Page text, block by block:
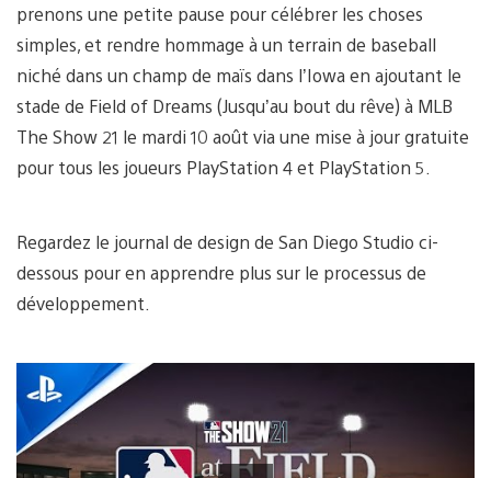
prenons une petite pause pour célébrer les choses
simples, et rendre hommage à un terrain de baseball
niché dans un champ de maïs dans l’Iowa en ajoutant le
stade de Field of Dreams (Jusqu’au bout du rêve) à MLB
The Show 21 le mardi 10 août via une mise à jour gratuite
pour tous les joueurs PlayStation 4 et PlayStation 5.
Regardez le journal de design de San Diego Studio ci-
dessous pour en apprendre plus sur le processus de
développement.